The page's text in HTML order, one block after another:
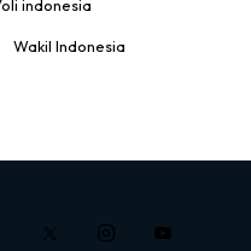
indonesia
Wakil Indonesia